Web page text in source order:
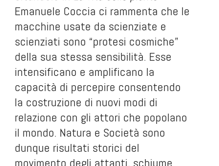
Emanuele Coccia ci rammenta che le
macchine usate da scienziate e
scienziati sono “protesi cosmiche”
della sua stessa sensibilità. Esse
intensificano e amplificano la
capacità di percepire consentendo
la costruzione di nuovi modi di
relazione con gli attori che popolano
il mondo. Natura e Società sono
dunque risultati storici del